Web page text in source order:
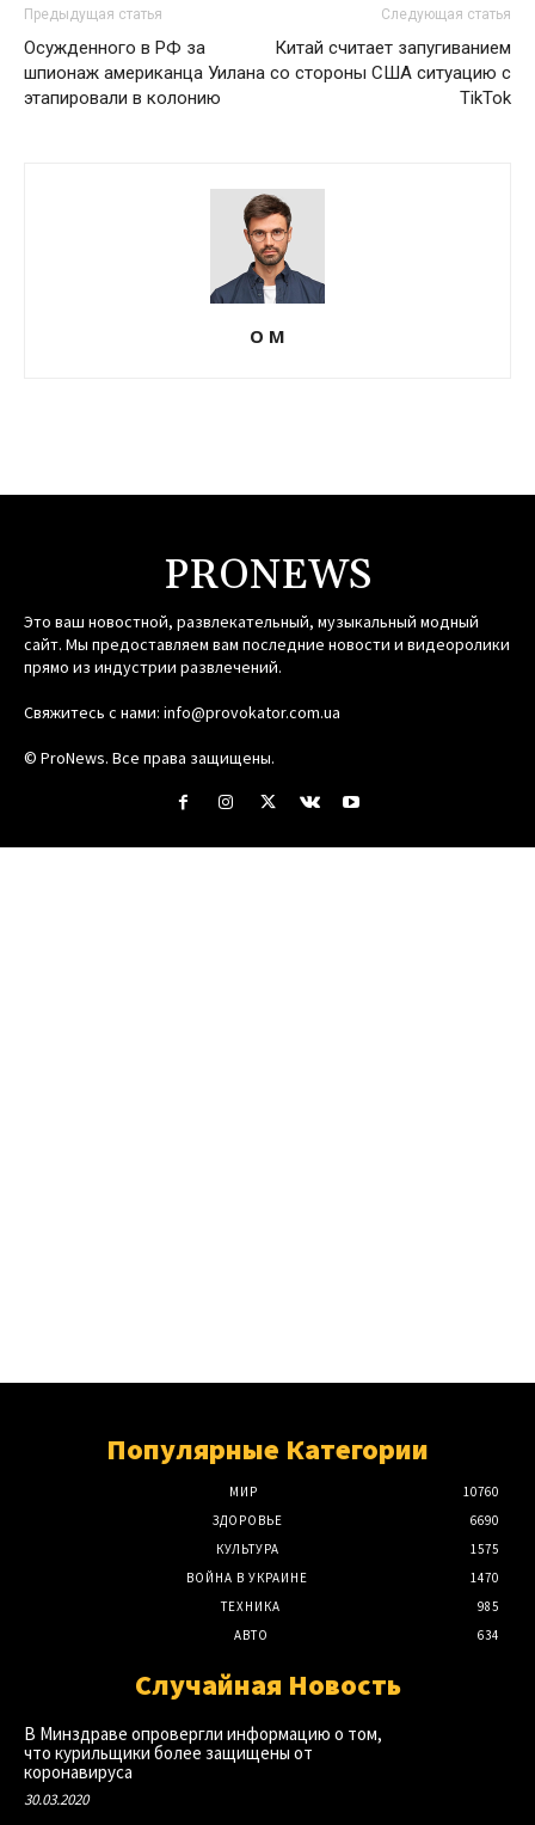
Предыдущая статья
Осужденного в РФ за
шпионаж американца Уилана
этапировали в колонию
Следующая статья
Китай считает запугиванием
со стороны США ситуацию с
TikTok
О М
PRONEWS
Это ваш новостной, развлекательный, музыкальный модный
сайт. Мы предоставляем вам последние новости и видеоролики
прямо из индустрии развлечений.
Свяжитесь с нами: info@provokator.com.ua
© ProNews. Все права защищены.
Популярные Категории
МИР
10760
ЗДОРОВЬЕ
6690
КУЛЬТУРА
1575
ВОЙНА В УКРАИНЕ
1470
ТЕХНИКА
985
АВТО
634
Случайная Новость
В Минздраве опровергли информацию о том,
что курильщики более защищены от
коронавируса
30.03.2020